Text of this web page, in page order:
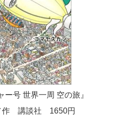
ー号 世界一周 空の旅』
作 講談社 1650円